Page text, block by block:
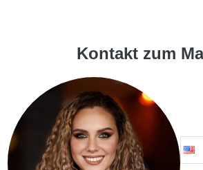
Kontakt zum